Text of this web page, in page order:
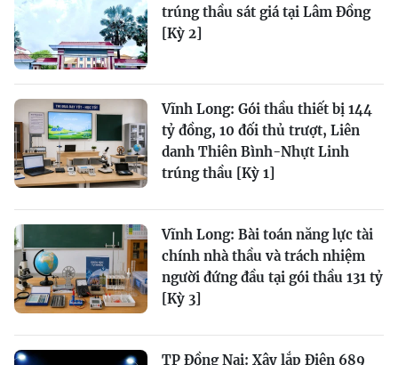
trúng thầu sát giá tại Lâm Đồng
[Kỳ 2]
Vĩnh Long: Gói thầu thiết bị 144
tỷ đồng, 10 đối thủ trượt, Liên
danh Thiên Bình-Nhựt Linh
trúng thầu [Kỳ 1]
Vĩnh Long: Bài toán năng lực tài
chính nhà thầu và trách nhiệm
người đứng đầu tại gói thầu 131 tỷ
[Kỳ 3]
TP Đồng Nai: Xây lắp Điện 689